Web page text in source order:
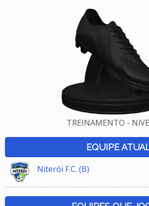
TREINAMENTO -
EQUIPE
Niterói F.C. (B)